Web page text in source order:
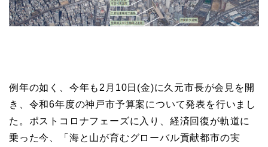
例年の如く、今年も2月10日(金)に久元市長が会見を開
き、令和6年度の神戸市予算案について発表を行いまし
た。ポストコロナフェーズに入り、経済回復が軌道に
乗った今、「海と⼭が育むグローバル貢献都市の実